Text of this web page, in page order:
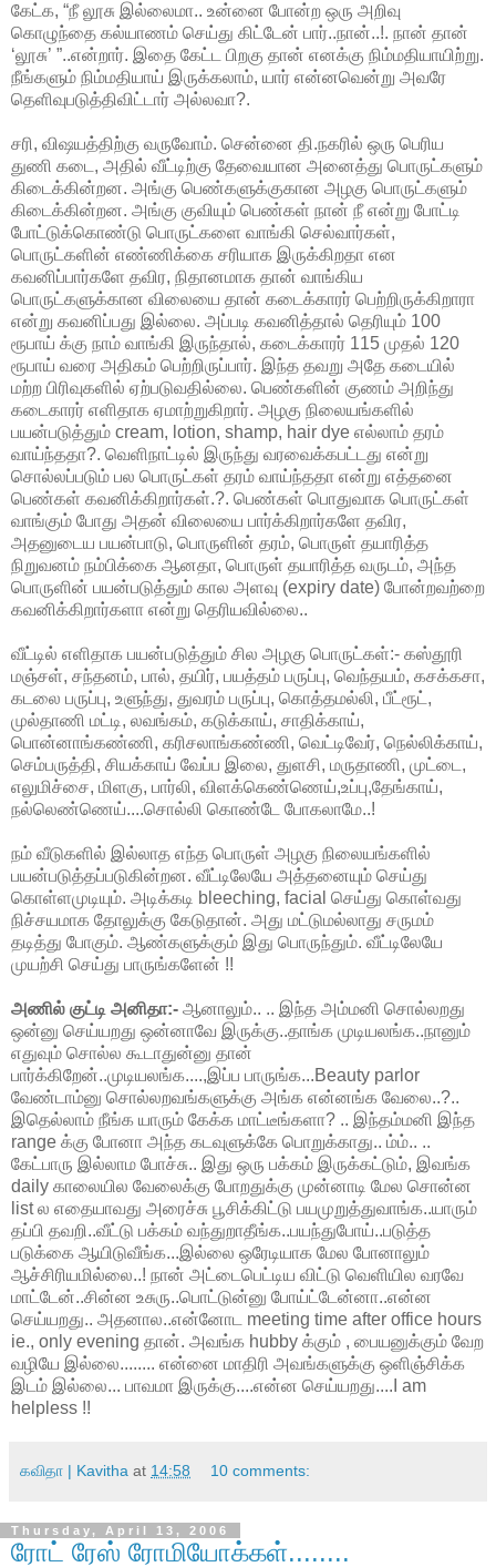
கேட்க, “நீ லூசு இல்லைமா.. உன்னை போன்ற ஒரு அறிவு
கொழுந்தை கல்யாணம் செய்து கிட்டேன் பார்..நான்..!. நான் தான்
‘லூசு’ ”..என்றார். இதை கேட்ட பிறகு தான் எனக்கு நிம்மதியாயிற்று.
நீங்களும் நிம்மதியாய் இருக்கலாம், யார் என்னவென்று அவரே
தெளிவுபடுத்திவிட்டார் அல்லவா?.
சரி, விஷயத்திற்கு வருவோம். சென்னை தி.நகரில் ஒரு பெரிய
துணி கடை, அதில் வீட்டிற்கு தேவையான அனைத்து பொருட்களும்
கிடைக்கின்றன. அங்கு பெண்களுக்குகான அழகு பொருட்களும்
கிடைக்கின்றன. அங்கு குவியும் பெண்கள் நான் நீ என்று போட்டி
போட்டுக்கொண்டு பொருட்களை வாங்கி செல்வார்கள்,
பொருட்களின் எண்ணிக்கை சரியாக இருக்கிறதா என
கவனிப்பார்களே தவிர, நிதானமாக தான் வாங்கிய
பொருட்களுக்கான விலையை தான் கடைக்காரர் பெற்றிருக்கிறாரா
என்று கவனிப்பது இல்லை. அப்படி கவனித்தால் தெரியும் 100
ரூபாய் க்கு நாம் வாங்கி இருந்தால், கடைக்காரர் 115 முதல் 120
ரூபாய் வரை அதிகம் பெற்றிருப்பார். இந்த தவறு அதே கடையில்
மற்ற பிரிவுகளில் ஏற்படுவதில்லை. பெண்களின் குணம் அறிந்து
கடைகாரர் எளிதாக ஏமாற்றுகிறார். அழகு நிலையங்களில்
பயன்படுத்தும் cream, lotion, shamp, hair dye எல்லாம் தரம்
வாய்ந்ததா?. வெளிநாட்டில் இருந்து வரவைக்கபட்டது என்று
சொல்லப்படும் பல பொருட்கள் தரம் வாய்ந்ததா என்று எத்தனை
பெண்கள் கவனிக்கிறார்கள்.?. பெண்கள் பொதுவாக பொருட்கள்
வாங்கும் போது அதன் விலையை பார்க்கிறார்களே தவிர,
அதனுடைய பயன்பாடு, பொருளின் தரம், பொருள் தயாரித்த
நிறுவனம் நம்பிக்கை ஆனதா, பொருள் தயாரித்த வருடம், அந்த
பொருளின் பயன்படுத்தும் கால அளவு (expiry date) போன்றவற்றை
கவனிக்கிறார்களா என்று தெரியவில்லை..
வீட்டில் எளிதாக பயன்படுத்தும் சில அழகு பொருட்கள்:- கஸ்தூரி
மஞ்சள், சந்தனம், பால், தயிர், பயத்தம் பருப்பு, வெந்தயம், கசக்கசா,
கடலை பருப்பு, உளுந்து, துவரம் பருப்பு, கொத்தமல்லி, பீட்ரூட்,
முல்தாணி மட்டி, லவங்கம், கடுக்காய், சாதிக்காய்,
பொன்னாங்கண்ணி, கரிசலாங்கண்ணி, வெட்டிவேர், நெல்லிக்காய்,
செம்பருத்தி, சியக்காய் வேப்ப இலை, துளசி, மருதாணி, முட்டை,
எலுமிச்சை, மிளகு, பார்லி, விளக்கெண்ணெய்,உப்பு,தேங்காய்,
நல்லெண்ணெய்....சொல்லி கொண்டே போகலாமே..!
நம் வீடுகளில் இல்லாத எந்த பொருள் அழகு நிலையங்களில்
பயன்படுத்தப்படுகின்றன. வீட்டிலேயே அத்தனையும் செய்து
கொள்ளமுடியும். அடிக்கடி bleeching, facial செய்து கொள்வது
நிச்சயமாக தோலுக்கு கேடுதான். அது மட்டுமல்லாது சருமம்
தடித்து போகும். ஆண்களுக்கும் இது பொருந்தும். வீட்டிலேயே
முயற்சி செய்து பாருங்களேன் !!
அணில் குட்டி அனிதா:- ஆனாலும்.. .. இந்த அம்மனி சொல்லறது
ஒன்னு செய்யறது ஒன்னாவே இருக்கு..தாங்க முடியலங்க..நானும்
எதுவும் சொல்ல கூடாதுன்னு தான்
பார்க்கிறேன்..முடியலங்க....,இப்ப பாருங்க...Beauty parlor
வேண்டாம்னு சொல்லறவங்களுக்கு அங்க என்னங்க வேலை..?..
இதெல்லாம் நீங்க யாரும் கேக்க மாட்டீங்களா? .. இந்தம்மனி இந்த
range க்கு போனா அந்த கடவுளுக்கே பொறுக்காது.. ம்ம்.. ..
கேட்பாரு இல்லாம போச்சு.. இது ஒரு பக்கம் இருக்கட்டும், இவங்க
daily காலையில வேலைக்கு போறதுக்கு முன்னாடி மேல சொன்ன
list ல எதையாவது அரைச்சு பூசிக்கிட்டு பயமுறுத்துவாங்க..யாரும்
தப்பி தவறி..வீட்டு பக்கம் வந்துறாதீங்க..பயந்துபோய்..படுத்த
படுக்கை ஆயிடுவீங்க...இல்லை ஒரேடியாக மேல போனாலும்
ஆச்சிரியமில்லை..! நான் அட்டைபெட்டிய விட்டு வெளியில வரவே
மாட்டேன்..சின்ன உசுரு..பொட்டுன்னு போய்ட்டேன்னா..என்ன
செய்யறது.. அதனால..என்னோட meeting time after office hours
ie., only evening தான். அவங்க hubby க்கும் , பையனுக்கும் வேற
வழியே இல்லை........ என்னை மாதிரி அவங்களுக்கு ஒளிஞ்சிக்க
இடம் இல்லை... பாவமா இருக்கு....என்ன செய்யறது....I am
helpless !!
கவிதா | Kavitha at 14:58 10 comments:
Thursday, April 13, 2006
ரோட் ரேஸ் ரோமியோக்கள்........